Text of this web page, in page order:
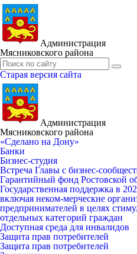
Администрация
Мясниковского района
Старая версия сайта
Администрация
Мясниковского района
«Сделано на Дону»
Банки
Бизнес-студия
Встреча Главы с бизнес-
Гарантийный фонд Ростовской
Государственная поддержка в
включая неком-мерческие
предпринимателей в целях
отдельных категорий граждан
Доступная среда для инвалидов
Защита прав потребителей
Защита прав потребителей